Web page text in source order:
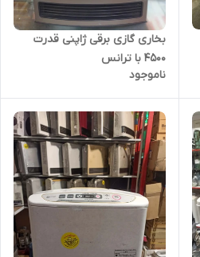
بخاری گازی برقی ژاپنی قدرت
4500 با ترانس
ناموجود